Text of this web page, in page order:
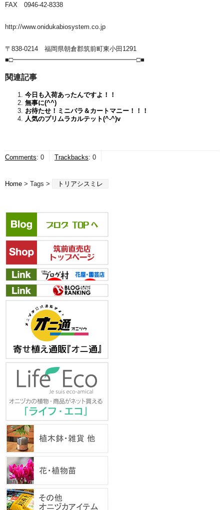
FAX 0946-42-8338
http://www.onidukabiosystem.co.jp
〒838-0214 福岡県朝倉郡筑前町東小田1291
■□━━━━━━━━━━━━━━━━━━━□■
関連記事
今日も入荷あったんですよ！！
無事に(^^)
お待たせ！ミニバラ＆カートマニー！！！
人気のプリムラカルテット(^-^)v
Comments: 0 Trackbacks: 0
Home > Tags > トリアシスミレ